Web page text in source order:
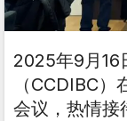
2025年9月16
（CCDIBC
会议，热情接